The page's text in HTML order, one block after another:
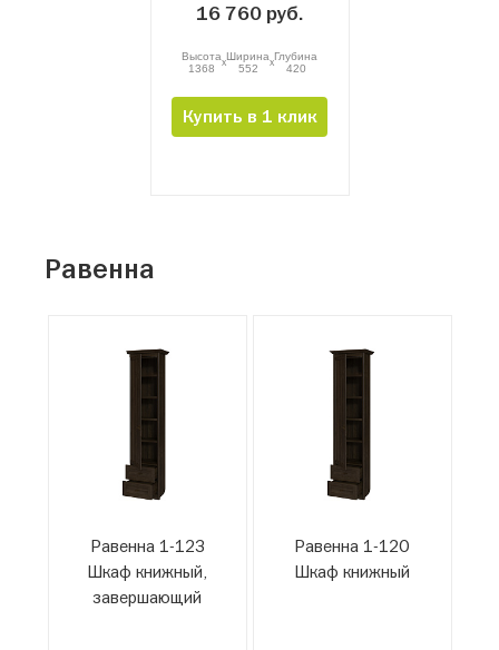
16 760 руб.
Высота
1368
xШирина
552
xГлубина
420
Купить в 1 клик
Равенна
Равенна 1-12З
Шкаф книжный,
завершающий
Равенна 1-12О
Шкаф книжный